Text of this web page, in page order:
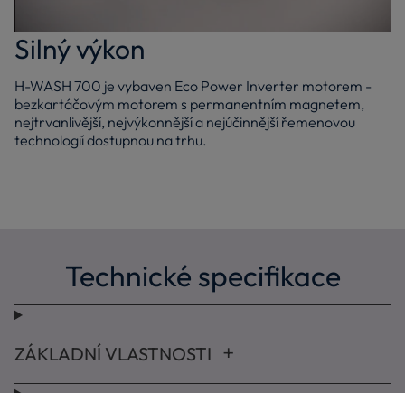
Silný výkon
H-WASH 700 je vybaven Eco Power Inverter motorem -
bezkartáčovým motorem s permanentním magnetem,
nejtrvanlivější, nejvýkonnější a nejúčinnější řemenovou
technologií dostupnou na trhu.
Technické specifikace
ZÁKLADNÍ VLASTNOSTI